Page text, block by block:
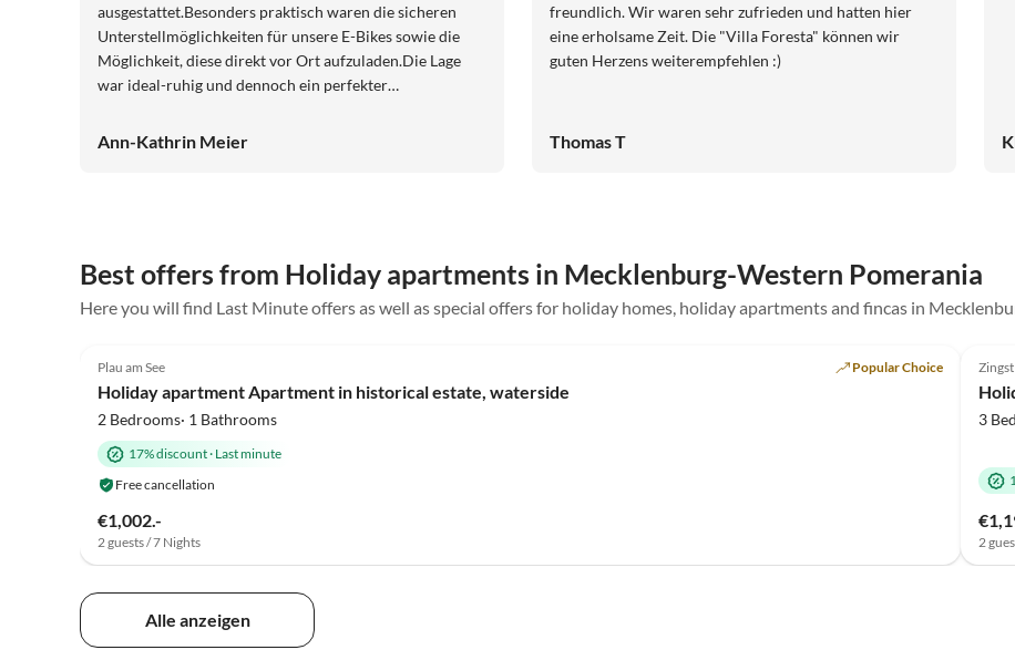
ausgestattet.Besonders praktisch waren die sicheren
Unterstellmöglichkeiten für unsere E-Bikes sowie die
Möglichkeit, diese direkt vor Ort aufzuladen.Die Lage
war ideal-ruhig und dennoch ein perfekter
Fahrrad sehr gut und schnell zu erreichen, sodass wir
uneingeschränkt weiterempfehlen!
Ann-Kathrin Meier
freundlich. Wir waren sehr zufrieden und hatten hier
eine erholsame Zeit. Die "Villa Foresta" können wir
guten Herzens weiterempfehlen :)
Thomas T
Best offers from Holiday apartments in Mecklenburg-Western Pomerania
Here you will find Last Minute offers as well as special offers for holiday homes, holiday apartments and fincas in
Plau am See Popular Choice
Holiday apartment Apartment in historical estate, waterside
2 Bedrooms· 1 Bathrooms
17% discount· Last minute
Free cancellation
€1,002.-
2 guests / 7 Nights
Zingst
3
2
Alle anzeigen